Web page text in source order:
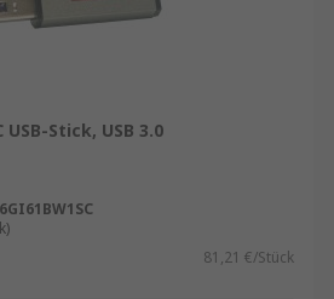
Stick, USB 3.0
81,21 €/Stück